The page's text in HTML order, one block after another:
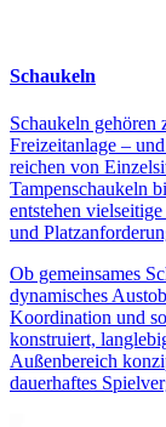
Schaukeln
Schaukeln gehören
Freizeitanlage –
reichen von
Tampenschaukeln
entstehen
und
Ob gemeinsames
dynamisches
Koordination und
konstruiert,
Außenbereich
dauerhaftes